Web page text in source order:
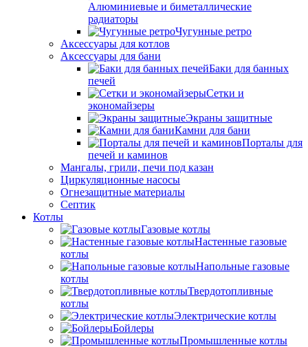
Алюминиевые и биметаллические
радиаторы
Чугунные ретро
Аксессуары для котлов
Аксессуары для бани
Баки для банных
печей
Сетки и
экономайзеры
Экраны защитные
Камни для бани
Порталы для
печей и каминов
Мангалы, грили, печи под казан
Циркуляционные насосы
Огнезащитные материалы
Септик
Котлы
Газовые котлы
Настенные газовые
котлы
Напольные газовые
котлы
Твердотопливные
котлы
Электрические котлы
Бойлеры
Промышленные котлы